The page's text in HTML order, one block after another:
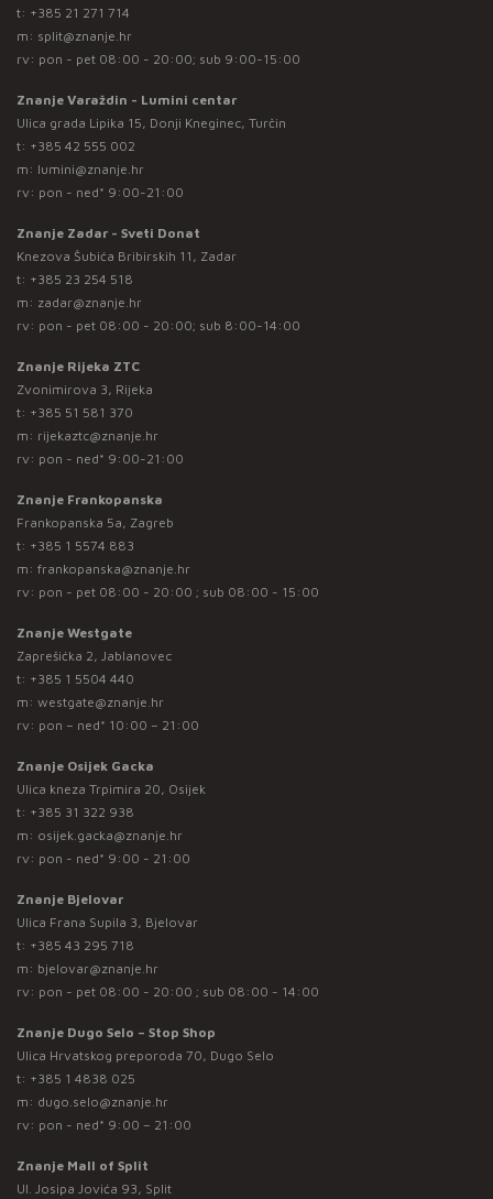
t: +385 21 271 714
m: split@znanje.hr
rv: pon - pet 08:00 - 20:00; sub 9:00-15:00
Znanje Varaždin - Lumini centar
Ulica grada Lipika 15, Donji Kneginec, Turčin
t: +385 42 555 002
m: lumini@znanje.hr
rv: pon - ned* 9:00-21:00
Znanje Zadar - Sveti Donat
Knezova Šubića Bribirskih 11, Zadar
t: +385 23 254 518
m: zadar@znanje.hr
rv: pon - pet 08:00 - 20:00; sub 8:00-14:00
Znanje Rijeka ZTC
Zvonimirova 3, Rijeka
t: +385 51 581 370
m: rijekaztc@znanje.hr
rv: pon - ned* 9:00-21:00
Znanje Frankopanska
Frankopanska 5a, Zagreb
t: +385 1 5574 883
m: frankopanska@znanje.hr
rv: pon - pet 08:00 - 20:00 ; sub 08:00 - 15:00
Znanje Westgate
Zaprešićka 2, Jablanovec
t: +385 1 5504 440
m: westgate@znanje.hr
rv: pon – ned* 10:00 – 21:00
Znanje Osijek Gacka
Ulica kneza Trpimira 20, Osijek
t: +385 31 322 938
m: osijek.gacka@znanje.hr
rv: pon - ned* 9:00 - 21:00
Znanje Bjelovar
Ulica Frana Supila 3, Bjelovar
t: +385 43 295 718
m: bjelovar@znanje.hr
rv: pon - pet 08:00 - 20:00 ; sub 08:00 - 14:00
Znanje Dugo Selo – Stop Shop
Ulica Hrvatskog preporoda 70, Dugo Selo
t: +385 1 4838 025
m: dugo.selo@znanje.hr
rv: pon - ned* 9:00 – 21:00
Znanje Mall of Split
Ul. Josipa Jovića 93, Split